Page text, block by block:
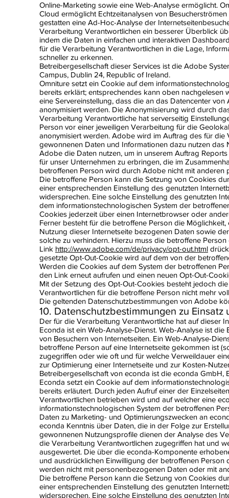
Online-Marketing sowie eine Web-Analyse ermöglicht.
Cloud ermöglicht Echtzeitanalysen von
gestatten eine Ad-Hoc-Analyse der
Verarbeitung Verantwortlichen ein besserer Überblick
indem die Daten in einfachen und interaktiven
für die Verarbeitung Verantwortlichen in die Lage,
schneller zu erkennen.
Betreibergesellschaft dieser Services ist die Adobe
Campus, Dublin 24, Republic of Ireland.
Omniture setzt ein Cookie auf dem
bereits erklärt; entsprechendes kann oben
eine Servereinstellung, dass die an das Datencenter
anonymisiert werden. Die Anonymisierung wird durch
Verarbeitung Verantwortliche hat serverseitig
Person vor einer jeweiligen Verarbeitung für die
anonymisiert werden. Adobe wird im Auftrag des für
gewonnenen Daten und Informationen dazu nutzen
Adobe die Daten nutzen, um in unserem Auftrag
für unser Unternehmen zu erbringen, die im
betroffenen Person wird durch Adobe nicht mit
Die betroffene Person kann die Setzung von Cookies
einer entsprechenden Einstellung des genutzten
widersprechen. Eine solche Einstellung des genutzten
dem informationstechnologischen System der
Cookies jederzeit über einen Internetbrowser oder
Ferner besteht für die betroffene Person die
Nutzung dieser Internetseite bezogenen Daten sowie
solche zu verhindern. Hierzu muss die betroffene
Link http://www.adobe.com/de/privacy/opt-out.html
gesetzte Opt-Out-Cookie wird auf dem von der
Werden die Cookies auf dem System der betroffenen
den Link erneut aufrufen und einen neuen Opt-Out-
Mit der Setzung des Opt-Out-Cookies besteht jedoch
Verantwortlichen für die betroffene Person nicht mehr
Die geltenden Datenschutzbestimmungen von Adobe
10. Datenschutzbestimmungen zu
Der für die Verarbeitung Verantwortliche hat auf dieser
Econda ist ein Web-Analyse-Dienst. Web-Analyse ist
von Besuchern von Internetseiten. Ein Web-Analyse-
betroffene Person auf eine Internetseite gekommen ist
zugegriffen oder wie oft und für welche Verweildauer
zur Optimierung einer Internetseite und zur Kosten-
Betreibergesellschaft von econda ist die econda GmbH,
Econda setzt ein Cookie auf dem
bereits erläutert. Durch jeden Aufruf einer der
Verantwortlichen betrieben wird und auf welcher eine
informationstechnologischen System der betroffenen
Daten zu Marketing- und Optimierungszwecken an
econda Kenntnis über Daten, die in der Folge zur
gewonnenen Nutzungsprofile dienen der Analyse des
die Verarbeitung Verantwortlichen zugegriffen hat und
ausgewertet. Die über die econda-Komponente
und ausdrücklichen Einwilligung der betroffenen
werden nicht mit personenbezogenen Daten oder mit
Die betroffene Person kann die Setzung von Cookies
einer entsprechenden Einstellung des genutzten
widersprechen. Eine solche Einstellung des genutzten